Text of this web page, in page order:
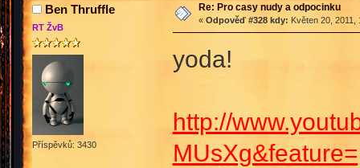
Ben Thruffle
RT ŽvB
Příspěvků: 3430
Re: Pro casy nudy a odpocinku
« Odpověď #328 kdy: Květen 20, 2011,
yoda!
http://